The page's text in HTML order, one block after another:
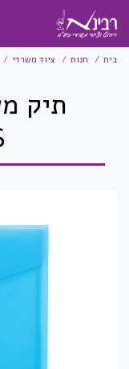
בית חנות ציוד משרדי
תיק